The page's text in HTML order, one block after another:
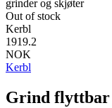
grinder og skjøter
Out of stock
Kerbl
1919.2
NOK
Kerbl
Grind flyttbar